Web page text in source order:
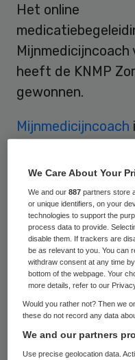
Het online
heeft de KNMP
gewonnen.
Mijnmedicijncoach
de therapietrouw
door gebruik te
farmacotherapie.
Het is volgens de
hulpmiddel voor
We Care About Your
We and our887 partners store
or unique identifiers, on your
technologies to support the
process data to provide.
disable them. If trackers are
be as relevant to you. You can
withdraw consent at any time
bottom of the webpage. Your
more details, refer to our
Would you rather not? Then we
these do not record any data
We and our partners
Use precise geolocation data.